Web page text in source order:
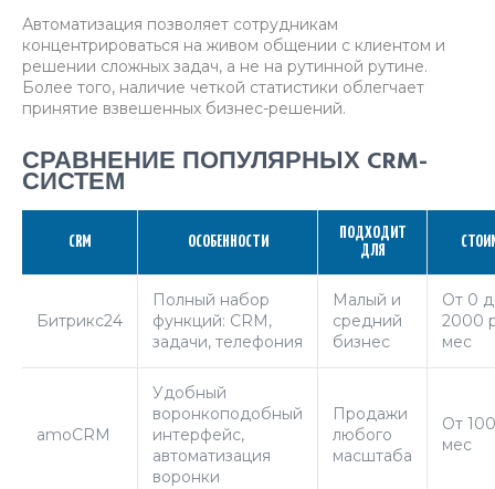
Автоматизация позволяет сотрудникам
концентрироваться на живом общении с клиентом и
решении сложных задач, а не на рутинной рутине.
Более того, наличие четкой статистики облегчает
принятие взвешенных бизнес-решений.
СРАВНЕНИЕ ПОПУЛЯРНЫХ CRM-
СИСТЕМ
CRM ОСОБЕННОСТИ
ПОДХОДИТ
ДЛЯ
Битрикс24
Полный набор
функций: CRM,
задачи, телефония
Малый и
средний
бизнес
От 0
2000
мес
amoCRM
Удобный
воронкоподобный
интерфейс,
автоматизация
воронки
Продажи
любого
масштаба
От
мес